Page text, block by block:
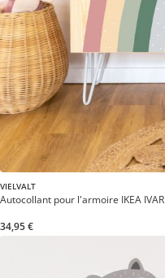
VIELVALT
Autocollant pour l'armoire IKEA IVAR
34,95 €